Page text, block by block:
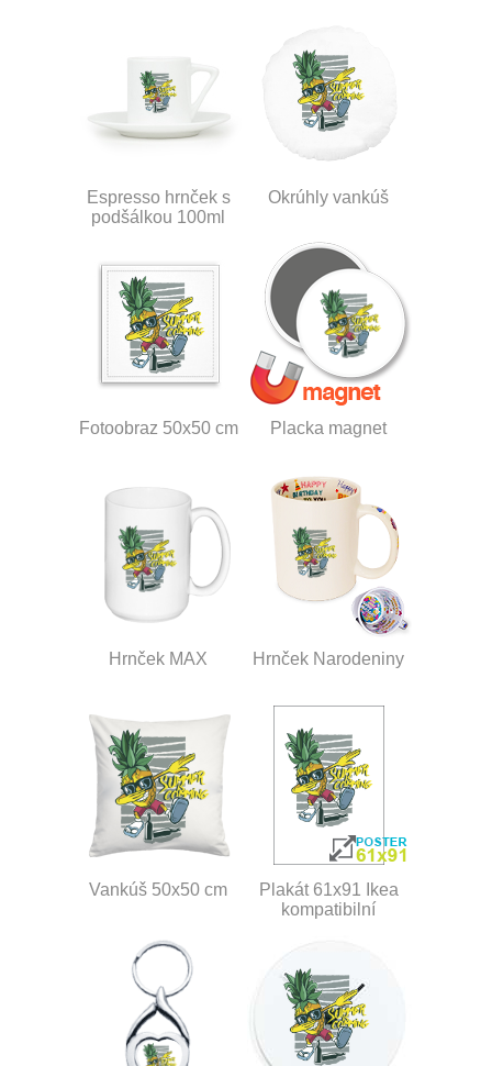
Espresso hrnček s
podšálkou 100ml
Okrúhly vankúš
Fotoobraz 50x50 cm Placka magnet
Hrnček MAX Hrnček Narodeniny
Vankúš 50x50 cm
Plakát 61x91 Ikea
kompatibilní